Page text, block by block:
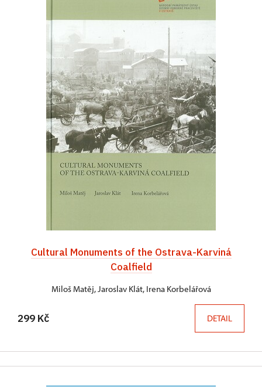
Cultural Monuments of the Ostrava-Karviná
Coalfield
Miloš Matěj, Jaroslav Klát, Irena Korbelářová
299 Kč DETAIL